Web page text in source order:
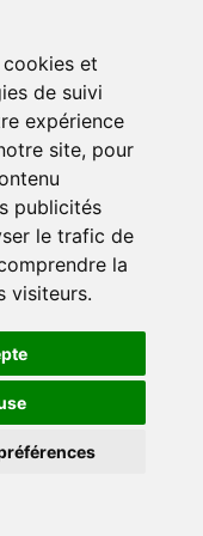
et
de suivi
expérience
site, pour
publicités
le trafic de
la
visiteurs.